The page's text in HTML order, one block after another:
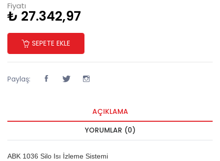
Fiyatı
₺ 27.342,97
SEPETE EKLE
Paylaş:
AÇIKLAMA
YORUMLAR (0)
ABK 1036 Silo Isı İzleme Sistemi